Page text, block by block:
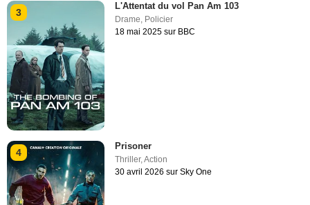
3
L'Attentat du vol Pan Am 103
Drame, Policier
18 mai 2025 sur BBC
4
Prisoner
Thriller,Action
30 avril 2026 sur Sky One